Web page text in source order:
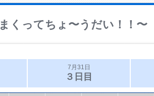
くってちょ〜うだい！！〜
7月31日
３日目